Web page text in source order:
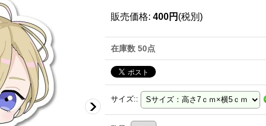
販売価格: 400円 (税別)
在庫数 50点
サイズ::